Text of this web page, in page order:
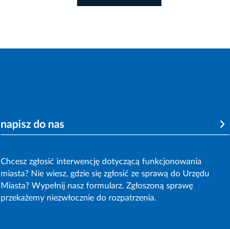
napisz do nas
Chcesz zgłosić interwencję dotyczącą funkcjonowania
miasta? Nie wiesz, gdzie się zgłosić ze sprawą do Urzędu
Miasta? Wypełnij nasz formularz. Zgłoszoną sprawę
przekażemy niezwłocznie do rozpatrzenia.